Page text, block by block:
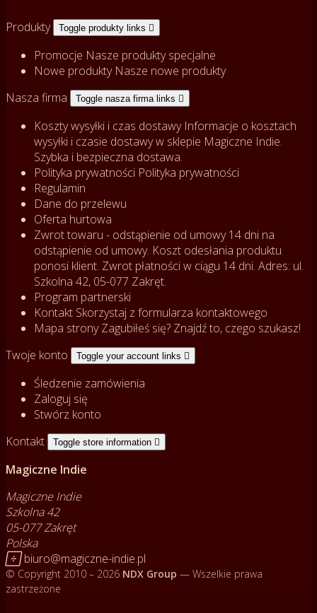
Produkty Toggle produkty links 
Promocje Nasze produkty specjalne
Nowe produkty Nasze nowe produkty
Nasza firma
Toggle nasza firma links 
Koszty wysyłki i czas dostawy Informacje o kosztach
wysyłki i czasie dostawy w sklepie Magiczne Indie.
Szybka i bezpieczna dostawa.
Polityka prywatności Polityka prywatności
Regulamin
Dane do przelewu
Oferta hurtowa
Zwrot towaru - odstąpienie od umowy14 dni na
odstąpienie od umowy. Koszt odesłania produktu
ponosi klient. Zwrot płatności w ciągu 14 dni. Adres: ul.
Szkolna 42, 05-077 Zakręt.
Program partnerski
Kontakt Skorzystaj z formularza kontaktowego
Mapa stronyZagubiłeś się? Znajdź to, czego szukasz!
Twoje konto
Toggle your account links 
Śledzenie zamówienia
Zaloguj się
Stwórz konto
Kontakt
Toggle store information 
Magiczne Indie
Magiczne Indie
Szkolna 42
05-077 Zakręt
Polska
 biuro@magiczne-indie.pl
© Copyright 2010 – 2026 NDX Group — Wszelkie prawa
zastrzeżone